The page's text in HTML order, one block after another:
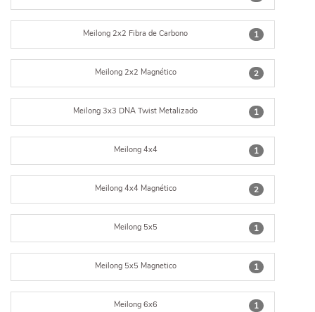
1
Meilong 2x2 Fibra de Carbono
2
Meilong 2x2 Magnético
1
Meilong 3x3 DNA Twist Metalizado
1
Meilong 4x4
2
Meilong 4x4 Magnético
1
Meilong 5x5
1
Meilong 5x5 Magnetico
1
Meilong 6x6